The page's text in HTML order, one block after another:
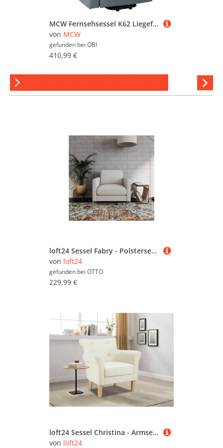
MCW Fernsehsessel K62 Liegefunktion Aufstehhilfe Elektrisch Metall Blau-Grün
von MCW
gefunden bei OBI
410,99 €
Fernsehsessel mit Stoff-Bezug
loft24 Sessel Fabry - Polstersessel Loungesessel Fernsehsessel Armlehnsessel (1-St), Sessel mit Armlehne, Stoffbezug, modernes Design
von loft24
gefunden bei OTTO
229,99 €
loft24 Sessel Christina - Armsessel Fernsehsessel Polstersessel (1-St), gepolstert, mit Knopfheftung, Stoffbezug, Sitzhöhe 42 cm
von loft24